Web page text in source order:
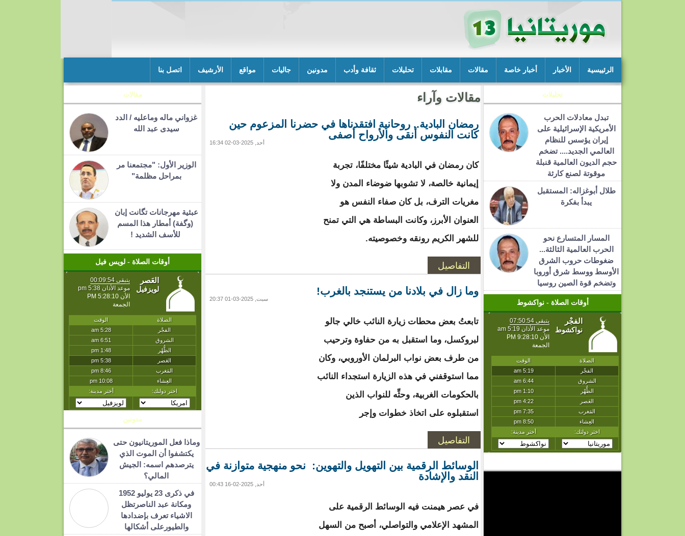
الرئييسية الأخبار أخبار خاصة مقالات مقابلات تحليلات ثقافة وأدب مدونين جاليات مواقع الأرشيف اتصل بنا
تحليلات
تبدل معادلات الحرب
الأمريكية الإسرائيلية على
إيران يؤسس للنظام
العالمي الجديد.... تضخم
حجم الديون العالمية قنبلة
موقوتة لصنع كارثة
طلال أبوغزاله: المستقبل
يبدأ بفكرة
المسار المتسارع نحو
الحرب العالمية الثالثة...
ضغوطات حروب الشرق
الأوسط ووسط شرق أوروبا
وتضخم قوة الصين روسيا
أوقات الصلاة - نواكشوط
مقالات وآراء
رمضان البادية.. روحانية افتقدناها في حضرنا المزعوم حين
كانت النفوس أنقى والأرواح أصفى
أحد, 2025-03-02 16:34
كان رمضان في البادية شيئًا مختلفًا، تجربة
إيمانية خالصة، لا تشوبها ضوضاء المدن ولا
مغريات الترف، بل كان صفاء النفس هو
العنوان الأبرز، وكانت البساطة هي التي تمنح
للشهر الكريم رونقه وخصوصيته.
التفاصيل
وما زال في بلادنا من يستنجد بالغرب!
سبت, 2025-03-01 20:37
تابعتُ بعض محطات زيارة النائب خالي جالو
لبروكسل، وما استقبل به من حفاوة وترحيب
من طرف بعض نواب البرلمان الأوروبي، وكان
مما استوقفني في هذه الزيارة استجداء النائب
بالحكومات الغربية، وحثِّه للنواب الذين
استقبلوه على اتخاذ خطوات وإجر
التفاصيل
الوسائط الرقمية بين التهويل والتهوين: نحو منهجية متوازنة في
النقد والإشادة
أحد, 2025-02-16 00:43
في عصر هيمنت فيه الوسائط الرقمية على
المشهد الإعلامي والتواصلي، أصبح من السهل
مقالات
غزواني ماله وماعليه / الدد
سيدى عبد الله
الوزير الأول: "مجتمعنا مر
بمراحل مظلمة"
عبثية مهرجانات تگانت إبان
(وگفة) أمطار هذا المسم
للأسف الشديد !
أوقات الصلاة - لويس فيل
مدونين
وماذا فعل الموريتانيون حتى
يكتشفوا أن الموت الذي
يترصدهم اسمه: الجيش
المالي؟
في ذكرى 23 يوليو 1952
ومكانة عبد الناصرتظل
الاشياء تعرف بإضدادها
والطيورعلى أشكالها